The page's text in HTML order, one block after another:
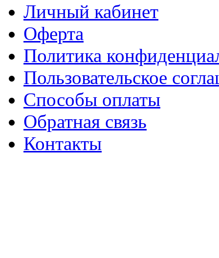
Личный кабинет
Оферта
Политика
Пользовательское
Способы оплаты
Обратная связь
Контакты